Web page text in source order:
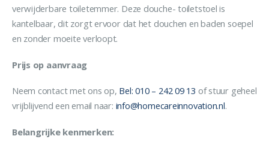
verwijderbare toiletemmer. Deze douche- toiletstoel is
kantelbaar, dit zorgt ervoor dat het douchen en baden soepel
en zonder moeite verloopt.
Prijs op aanvraag
Neem contact met ons op, Bel: 010 – 242 09 13 of stuur geheel
vrijblijvend een email naar: info@homecareinnovation.nl.
Belangrijke kenmerken: